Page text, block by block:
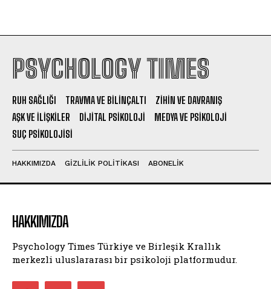
PSYCHOLOGY TIMES
RUH SAĞLIĞI TRAVMA VE BILINÇALTI
ZIHIN VE DAVRANIŞ
AŞK VE İLIŞKILER
DIJITAL PSIKOLOJI
MEDYA VE PSIKOLOJI
SUÇ PSIKOLOJISI
HAKKIMIZDA GIZLILIK POLITIKASI ABONELIK
HAKKIMIZDA
Psychology Times Türkiye ve Birleşik Krallık
merkezli uluslararası bir psikoloji platformudur.